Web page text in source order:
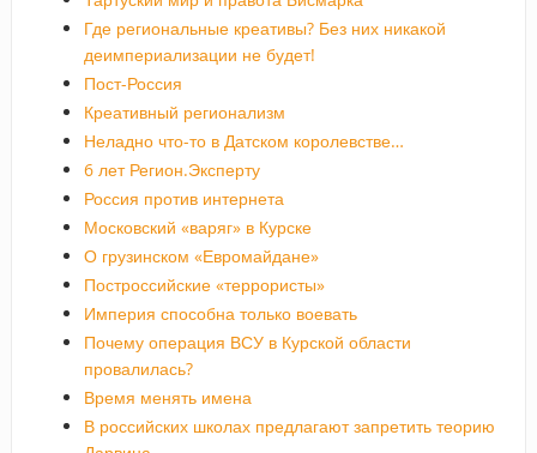
Где региональные креативы? Без них никакой
деимпериализации не будет!
Пост-Россия
Креативный регионализм
Неладно что-то в Датском королевстве…
6 лет Регион.Эксперту
Россия против интернета
Московский «варяг» в Курске
О грузинском «Евромайдане»
Построссийские «террористы»
Империя способна только воевать
Почему операция ВСУ в Курской области
провалилась?
Время менять имена
В российских школах предлагают запретить теорию